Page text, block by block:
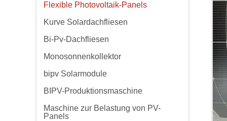
Flexible Photovoltaik-Panels
Kurve Solardachfliesen
Bi-Pv-Dachfliesen
Monosonnenkollektor
bipv Solarmodule
BIPV-Produktionsmaschine
Maschine zur Belastung von PV-
Panels